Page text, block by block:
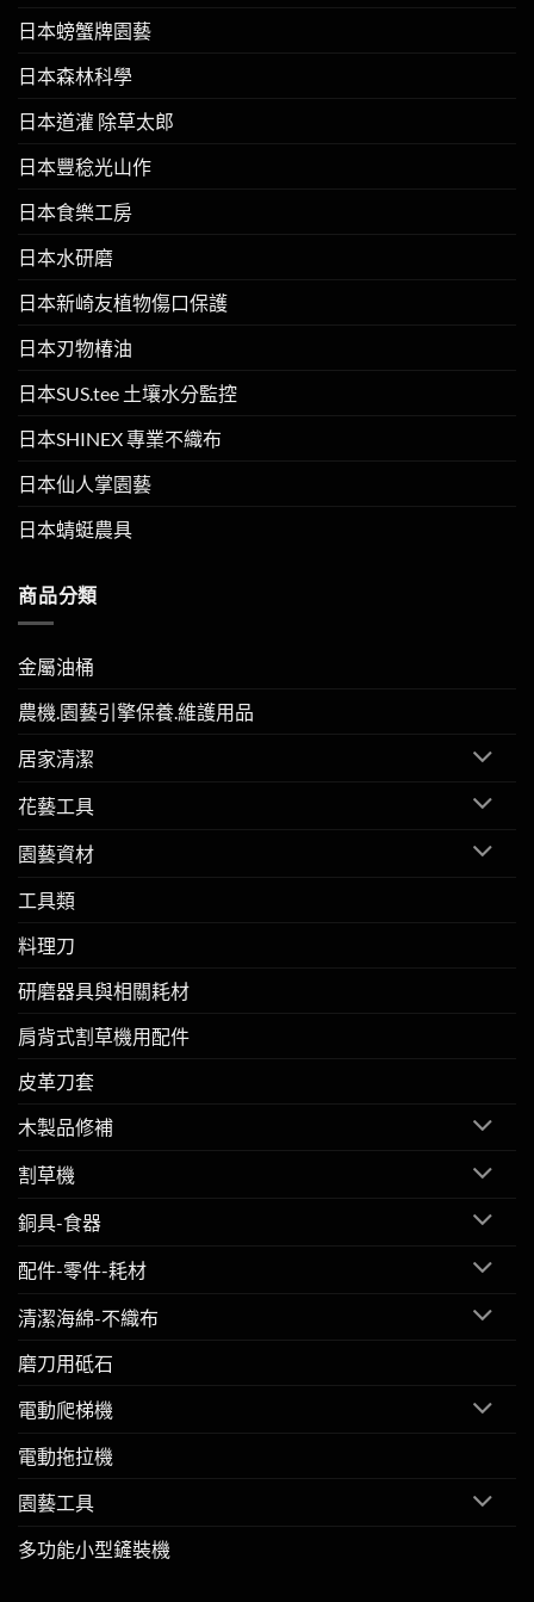
日本螃蟹牌園藝
日本森林科學
日本道灌 除草太郎
日本豐稔光山作
日本食樂工房
日本水研磨
日本新崎友植物傷口保護
日本刃物椿油
日本SUS.tee 土壤水分監控
日本SHINEX 專業不織布
日本仙人掌園藝
日本蜻蜓農具
商品分類
金屬油桶
農機.園藝引擎保養.維護用品
居家清潔
花藝工具
園藝資材
工具類
料理刀
研磨器具與相關耗材
肩背式割草機用配件
皮革刀套
木製品修補
割草機
銅具-食器
配件-零件-耗材
清潔海綿-不織布
磨刀用砥石
電動爬梯機
電動拖拉機
園藝工具
多功能小型鏟裝機